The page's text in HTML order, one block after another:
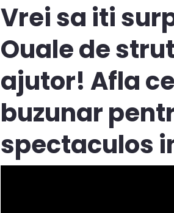
Vrei sa iti
Ouale de
ajutor! Afla
buzunar
spectaculos